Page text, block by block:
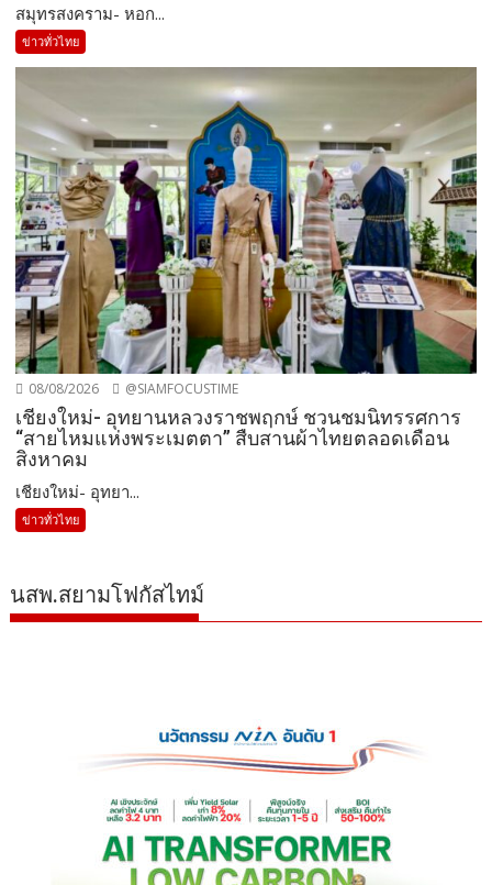
สมุทรสงคราม- หอก...
ข่าวทั่วไทย
08/08/2026 @SIAMFOCUSTIME
เชียงใหม่- อุทยานหลวงราชพฤกษ์ ชวนชมนิทรรศการ
“สายไหมแห่งพระเมตตา” สืบสานผ้าไทยตลอดเดือน
สิงหาคม
เชียงใหม่- อุทยา...
ข่าวทั่วไทย
นสพ.สยามโฟกัสไทม์